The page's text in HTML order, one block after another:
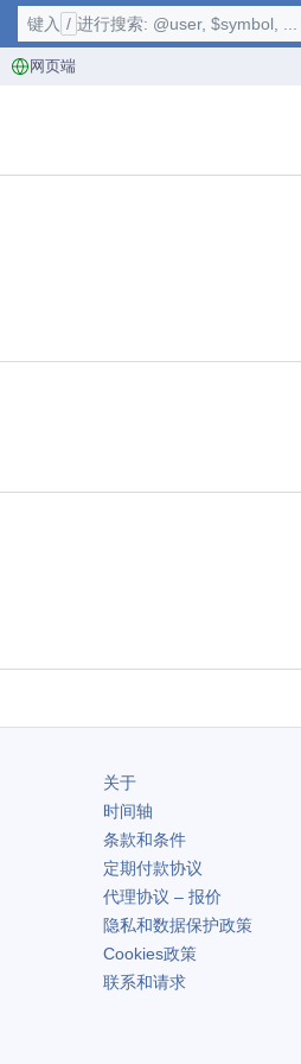
网页端
键入 / 进行搜索: @user, $symbol, ...
关于
时间轴
条款和条件
定期付款协议
代理协议 – 报价
隐私和数据保护政策
Cookies政策
联系和请求